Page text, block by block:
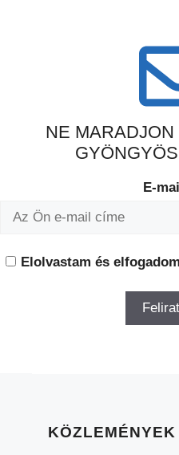
NE
E-
Elolvastam és
KÖZLEMÉNYEK